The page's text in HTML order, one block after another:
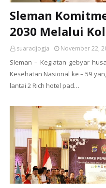
Sleman
2030 Melalui
suaradjogja November 22,
Sleman – Kegiatan gebyar
Kesehatan Nasional ke – 59
lantai 2 Rich hotel pad…